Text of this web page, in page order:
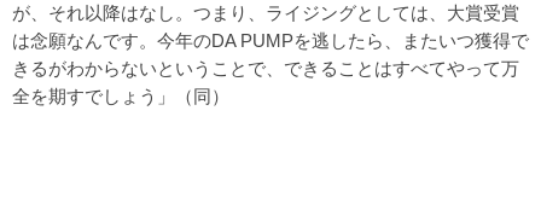
が、それ以降はなし。つまり、ライジングとしては、大賞受賞
は念願なんです。今年のDA PUMPを逃したら、またいつ獲得で
きるがわからないということで、できることはすべてやって万
全を期すでしょう」（同）